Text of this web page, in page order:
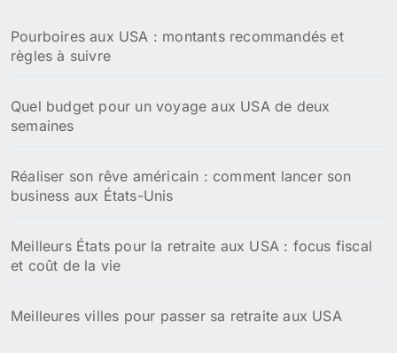
Pourboires aux USA : montants recommandés et
règles à suivre
Quel budget pour un voyage aux USA de deux
semaines
Réaliser son rêve américain : comment lancer son
business aux États-Unis
Meilleurs États pour la retraite aux USA : focus fiscal
et coût de la vie
Meilleures villes pour passer sa retraite aux USA